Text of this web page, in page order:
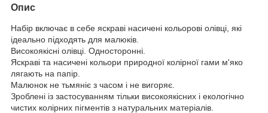
Опис
Набір включає в себе яскраві насичені кольорові олівці, які
ідеально підходять для малюків.
Високоякісні олівці. Односторонні.
Яскраві та насичені кольори природної колірної гами м'яко
лягають на папір.
Малюнок не тьмяніє з часом і не вигоряє.
Зроблені із застосуванням тільки високоякісних і екологічно
чистих колірних пігментів з натуральних матеріалів.